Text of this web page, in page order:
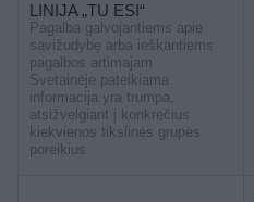
LINIJA „TU ESI“
Pagalba galvojantiems apie
savižudybę arba ieškantiems
pagalbos artimajam
Svetainėje pateikiama
informacija yra trumpa,
atsižvelgiant į konkrečius
kiekvienos tikslinės grupės
poreikius